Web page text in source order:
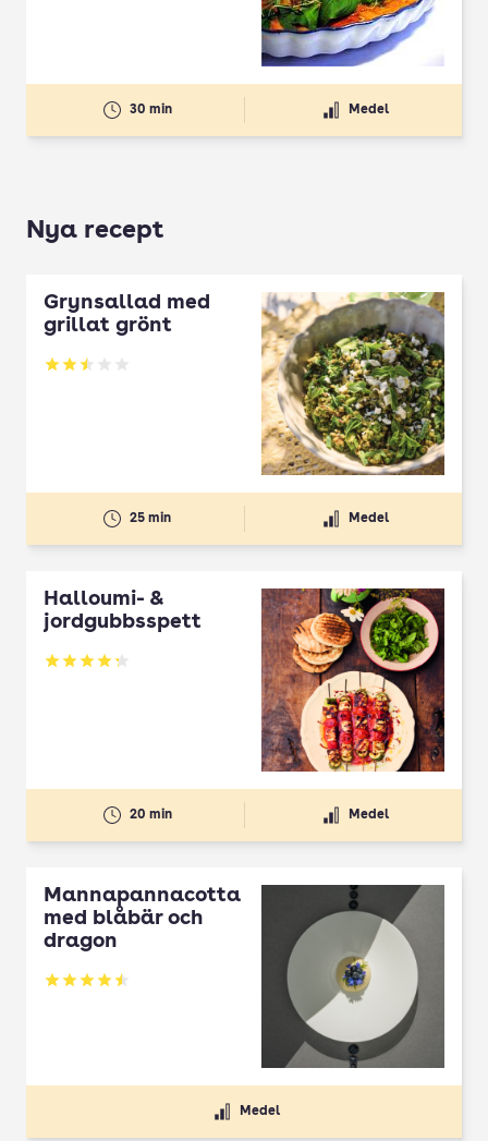
30 min Medel
Nya recept
Grynsallad med
grillat grönt
Betyg: 2.5 av 5
25 min Medel
Halloumi- &
jordgubbsspett
Betyg: 4.3 av 5
20 min Medel
Mannapannacotta
med blåbär och
dragon
Betyg: 4.5 av 5
Medel